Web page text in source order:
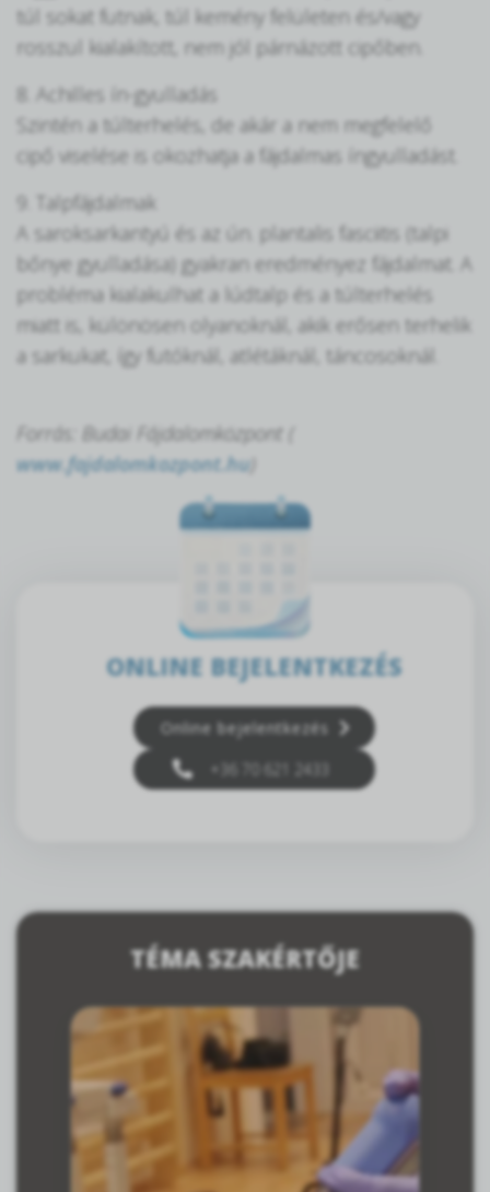
túl sokat futnak, túl kemény felületen és/vagy
rosszul kialakított, nem jól párnázott cipőben.
8. Achilles ín-gyulladás
Szintén a túlterhelés, de akár a nem megfelelő
cipő viselése is okozhatja a fájdalmas íngyulladást.
9. Talpfájdalmak
A saroksarkantyú és az ún. plantalis fasciitis (talpi
bőnye gyulladása) gyakran eredményez fájdalmat. A
probléma kialakulhat a lúdtalp és a túlterhelés
miatt is, különösen olyanoknál, akik erősen terhelik
a sarkukat, így futóknál, atlétáknál, táncosoknál.
Forrás: Budai Fájdalomközpont (
www.fajdalomkozpont.hu
ONLINE BEJELENTKEZÉS
Online bejelentkezés
+36 70 621 2433
TÉMA SZAKÉRTŐJE